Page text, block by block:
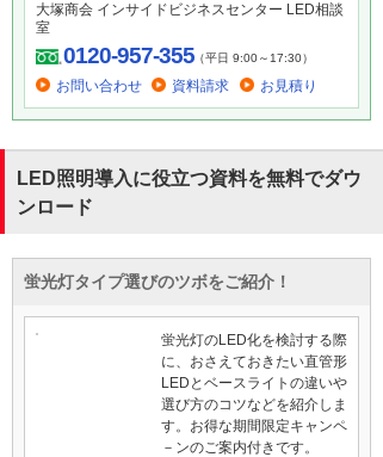
大塚商会 インサイドビジネスセンター LED相談
室
0120-957-355（平日 9:00～17:30）
お問い合わせ 資料請求 お見積り
LED照明導入に役立つ資料を無料でダウ
ンロード
蛍光灯タイプ選びのツボをご紹介！
蛍光灯のLED化を検討する際
に、おさえておきたい直管形
LEDとベースライトの違いや
選び方のコツなどを紹介しま
す。お得な期間限定キャンペ
－ンのご案内付きです。